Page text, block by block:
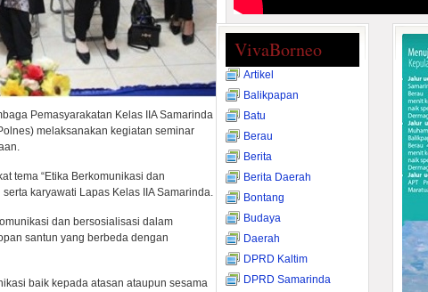
Pemasyarakatan Kelas IIA Samarinda
melaksanakan kegiatan seminar
tema “Etika Berkomunikasi dan
karyawati Lapas Kelas IIA Samarinda.
dan bersosialisasi dalam
santun yang berbeda dengan
baik kepada atasan ataupun sesama
VivaBorneo
Artikel
Balikpapan
Batu
Berau
Berita
Berita Daerah
Bontang
Budaya
Daerah
DPRD Kaltim
DPRD Samarinda